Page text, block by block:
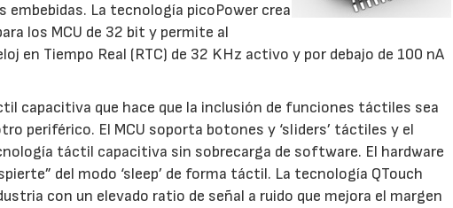
embebidas. La tecnología picoPower crea
los MCU de 32 bit y permite al
en Tiempo Real (RTC) de 32 KHz activo y por debajo de 100 nA
capacitiva que hace que la inclusión de funciones táctiles sea
periférico. El MCU soporta botones y ‘sliders’ táctiles y el
táctil capacitiva sin sobrecarga de software. El hardware
del modo ‘sleep’ de forma táctil. La tecnología QTouch
con un elevado ratio de señal a ruido que mejora el margen